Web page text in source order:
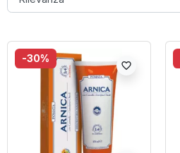
-30%
favorite_border